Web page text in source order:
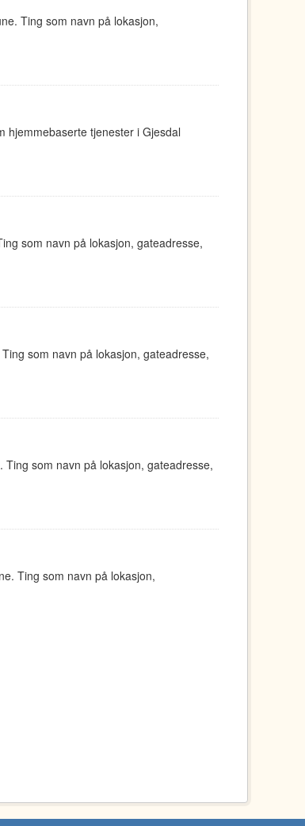
Ting som navn på lokasjon,
hjemmebaserte tjenester i Gjesdal
som navn på lokasjon, gateadresse,
som navn på lokasjon, gateadresse,
som navn på lokasjon, gateadresse,
Ting som navn på lokasjon,